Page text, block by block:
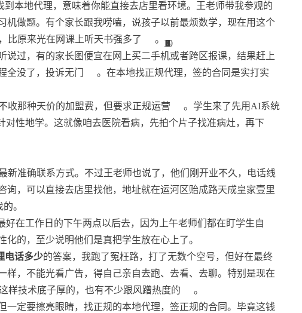
4
1
到本地代理，意味着你能直接去店里看环境。王老师带我参观的
机做题。有个家长跟我唠嗑，说孩子以前最烦数学，现在用这个
比原来光在网课上听天书强多了
6
。
说过，有的家长图便宜在网上买二手机或者跨区报课，结果赶上
全没了，投诉无门
8
。在本地找正规代理，签的合同是实打实
收那种天价的加盟费，但要求正规运营
3
。学生来了先用AI系统
对性地学。这就像咱去医院看病，先拍个片子找准病灶，再下
新准确联系方式。不过王老师也说了，他们刚开业不久，电话线
询，可以直接去店里找他，地址就在运河区贻成路天成皇家壹里
1
。
好在工作日的下午两点以后去，因为上午老师们都在盯学生自
的，至少说明他们是真把学生放在心上了。
电话多少的答案，我跑了冤枉路，打了无数个空号，但好在最终
样，不能光看广告，得自己亲自去跑、去看、去聊。特别是现在
样技术底子厚的，也有不少跟风蹭热度的
2
。
一定要擦亮眼睛，找正规的本地代理，签正规的合同。毕竟这钱
8
1
10
3
3
3
5
7
8